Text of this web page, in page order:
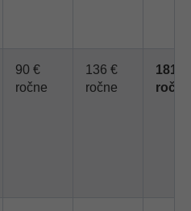
90 €
ročne
136 €
ročne
181 €
ročne